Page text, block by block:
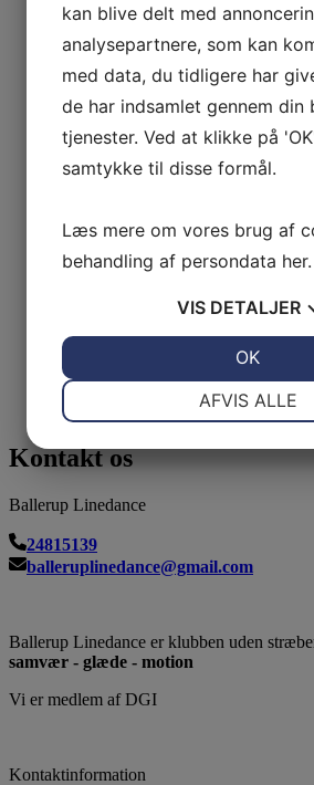
Kontakt os
Ballerup Linedance
24815139
balleruplinedance@gmail.com
Ballerup Linedance er klubben uden
samvær - glæde - motion
Vi er medlem af DGI
Kontaktinformation
kan blive delt med
analysepartnere, som kan
med data, du tidligere har
de har indsamlet gennem din
tjenester. Ved at klikke på
samtykke til disse formål.
Læs mere om vores brug af
behandling af persondata her.
VIS DETALJER
MARKETING
AFVIS ALLE
OK